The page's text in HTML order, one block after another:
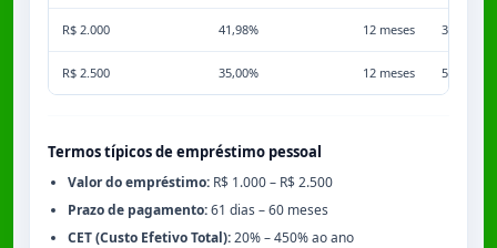
R$ 2.000 41,98% 12 meses 3,50%
R$ 2.500 35,00% 12 meses 5,00%
Termos típicos de empréstimo pessoal
Valor do empréstimo: R$ 1.000 – R$ 2.500
Prazo de pagamento:61 dias – 60 meses
CET (Custo Efetivo Total):20% – 450% ao ano